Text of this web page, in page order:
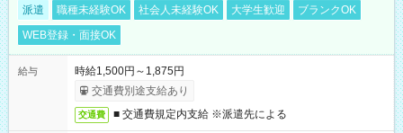
派遣 職種未経験OK 社会人未経験OK 大学生歓迎
ブランクOK
WEB登録・面接OK
給与
時給1,500円～1,875円
交通費別途支給あり
交通費 ■ 交通費規定内支給 ※派遣先による